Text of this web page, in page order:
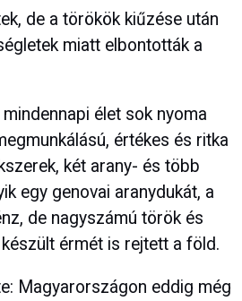
de a törökök kiűzése után
miatt elbontották a
élet sok nyoma
értékes és ritka
két arany- és több
egy genovai aranydukát, a
de nagyszámú török és
érmét is rejtett a föld.
Magyarországon eddig még